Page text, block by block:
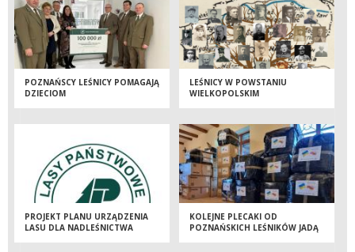
POZNAŃSCY LEŚNICY POMAGAJĄ
DZIECIOM
LEŚNICY W POWSTANIU
WIELKOPOLSKIM
PROJEKT PLANU URZĄDZENIA
LASU DLA NADLEŚNICTWA
KOLEJNE PLECAKI OD
POZNAŃSKICH LEŚNIKÓW JADĄ